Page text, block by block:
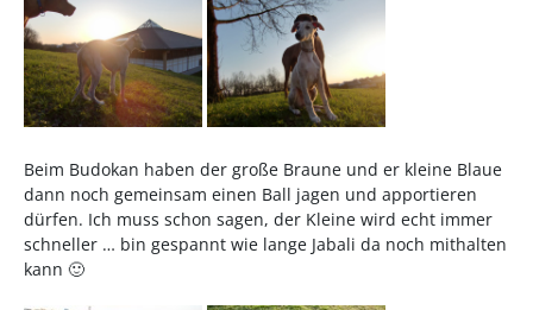
Beim Budokan haben der große Braune und er kleine Blaue
dann noch gemeinsam einen Ball jagen und apportieren
dürfen. Ich muss schon sagen, der Kleine wird echt immer
schneller … bin gespannt wie lange Jabali da noch mithalten
kann 🙂